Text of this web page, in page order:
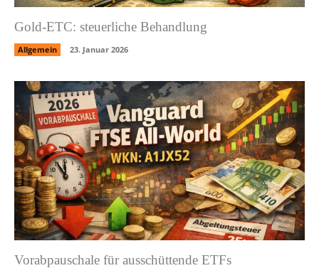
Gold-ETC: steuerliche Behandlung
Allgemein 23. Januar 2026
Vorabpauschale für ausschüttende ETFs